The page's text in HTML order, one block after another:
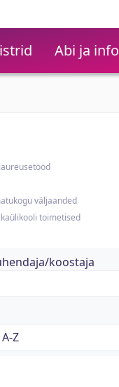
Abi ja info
väljaanded
toimetised
koostaja